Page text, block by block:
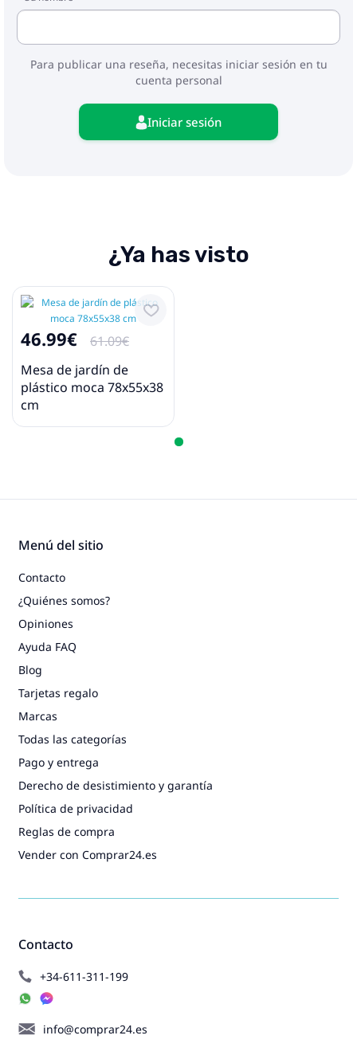
Para publicar una reseña, necesitas iniciar sesión en tu
cuenta personal
Iniciar sesión
¿Ya has visto
46.99€
61.09€
Mesa de jardín de
plástico moca 78x55x38
cm
Contacto
+34-611-311-199
info@comprar24.es
Menú del sitio
Contacto
¿Quiénes somos?
Opiniones
Ayuda FAQ
Blog
Tarjetas regalo
Marcas
Todas las categorías
Pago y entrega
Derecho de desistimiento y garantía
Política de privacidad
Reglas de compra
Vender con Comprar24.es